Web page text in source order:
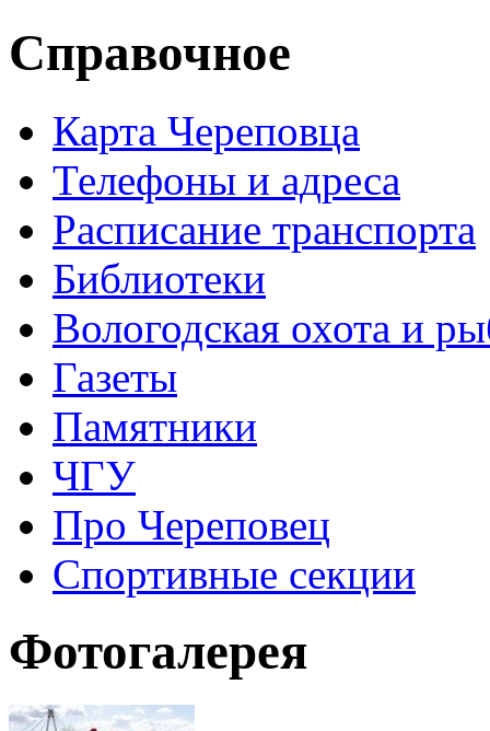
Справочное
Карта Череповца
Телефоны и адреса
Расписание транспорта
Библиотеки
Вологодская охота и
Газеты
Памятники
ЧГУ
Про Череповец
Спортивные секции
Фотогалерея